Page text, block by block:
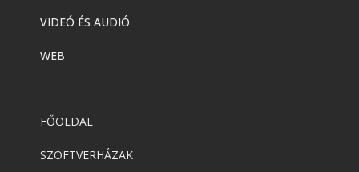
VIDEÓ ÉS AUDIÓ
WEB
FŐOLDAL
SZOFTVERHÁZAK